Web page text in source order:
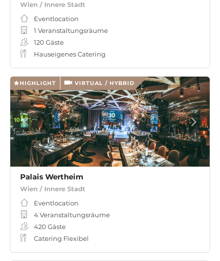
Wien / Innere Stadt
Eventlocation
1 Veranstaltungsräume
120 Gäste
Hauseigenes Catering
HIGHLIGHT VIRTUAL / HYBRID
Palais Wertheim
Wien / Innere Stadt
Eventlocation
4 Veranstaltungsräume
420 Gäste
Catering Flexibel